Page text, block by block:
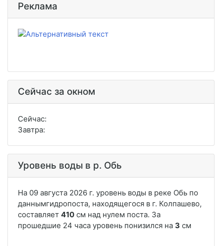
Реклама
Сейчас за окном
Сейчас:
Завтра:
Уровень воды в р. Обь